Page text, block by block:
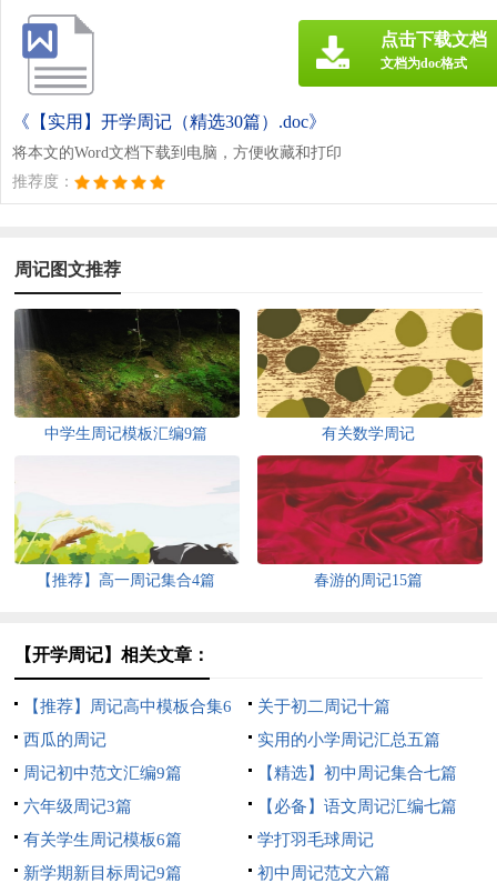
《【实用】开学周记（精选30篇）.doc》
将本文的Word文档下载到电脑，方便收藏和打印
推荐度：
点击下载文档
文档为doc格式
周记图文推荐
中学生周记模板汇编9篇 有关数学周记
【推荐】高一周记集合4篇 春游的周记15篇
【开学周记】相关文章：
【推荐】周记高中模板合集6
篇
关于初二周记十篇
西瓜的周记
实用的小学周记汇总五篇
周记初中范文汇编9篇
【精选】初中周记集合七篇
六年级周记3篇
【必备】语文周记汇编七篇
有关学生周记模板6篇
学打羽毛球周记
新学期新目标周记9篇
初中周记范文六篇